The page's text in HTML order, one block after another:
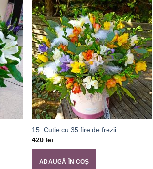
15. Cutie cu 35 fire de frezii
420 lei
ADAUGĂ ÎN COȘ